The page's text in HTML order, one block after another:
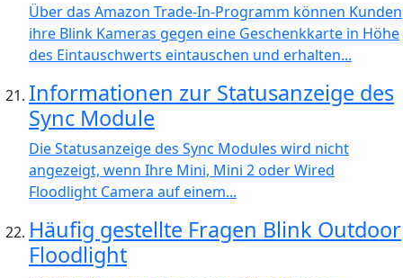
Über das Amazon Trade-In-Programm können Kunden
ihre Blink Kameras gegen eine Geschenkkarte in Höhe
des Eintauschwerts eintauschen und erhalten...
Informationen zur Statusanzeige des
Sync Module
Die Statusanzeige des Sync Modules wird nicht
angezeigt, wenn Ihre Mini, Mini 2 oder Wired
Floodlight Camera auf einem...
Häufig gestellte Fragen Blink Outdoor
Floodlight